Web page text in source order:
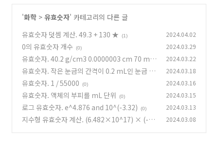
'화학 > 유효숫자' 카테고리의 다른 글
유효숫자 덧셈 계산. 49.3 + 130 ★
(1) 2024.04.02
0의 유효숫자 개수 (0) 2024.03.29
유효숫자. 40.2 g/cm3 0.0000003 cm 70 min
4.6×10^19 atoms
(2)
2024.03.22
유효숫자. 작은 눈금의 간격이 0.2 mL인 눈금 실
린더
(2)
2024.03.18
유효숫자. 1 / 55000 (0) 2024.03.16
유효숫자. 액체의 부피를 mL 단위 (0) 2024.03.15
로그 유효숫자. e^4.876 and 10^(-3.32) (0) 2024.03.13
지수형 유효숫자 계산. (6.482×10^17) × (-1.
2024.03.08